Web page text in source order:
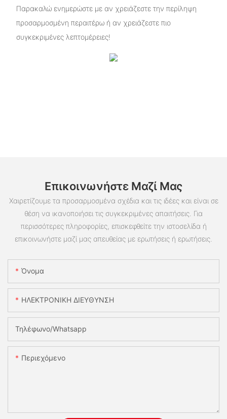
Παρακαλώ ενημερώστε με αν χρειάζεστε την περίληψη
προσαρμοσμένη περαιτέρω ή αν χρειάζεστε πιο
συγκεκριμένες λεπτομέρειες!
Επικοινωνήστε Μαζί Μας
Χαιρετίζουμε τα προσαρμοσμένα σχέδια και τις ιδέες και είναι σε
θέση να ικανοποιήσει τις συγκεκριμένες απαιτήσεις. Για
περισσότερες πληροφορίες, επισκεφθείτε την ιστοσελίδα ή
επικοινωνήστε μαζί μας απευθείας με ερωτήσεις ή ερωτήσεις.
Όνομα
ΗΛΕΚΤΡΟΝΙΚΗ ΔΙΕΥΘΥΝΣΗ
Τηλέφωνο/whatsapp
Περιεχόμενο